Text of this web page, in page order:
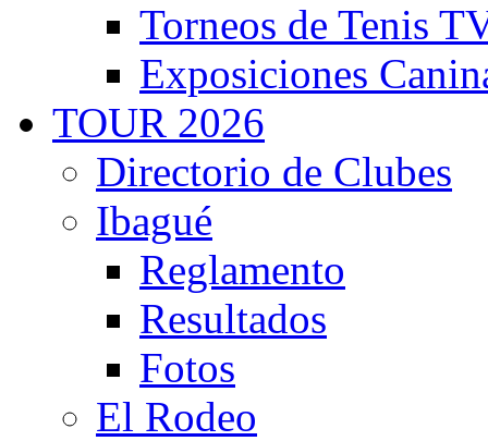
Torneos de Tenis
Exposiciones
TOUR 2026
Directorio de Clubes
Ibagué
Reglamento
Resultados
Fotos
El Rodeo